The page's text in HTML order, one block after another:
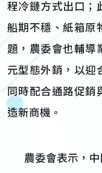
程冷鏈方式出口；
船期不穩、紙箱原
題，農委會也輔導
元型態外銷，以迎
同時配合通路促銷
造新商機。
農委會表示，中